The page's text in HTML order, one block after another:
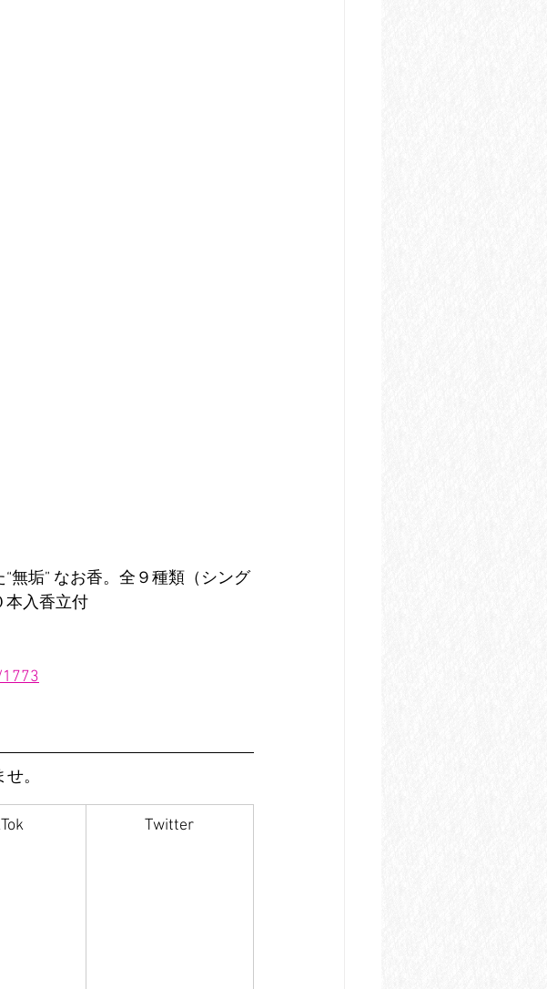
垢” なお香。全９種類（シング
本入香立付
。
Twitter